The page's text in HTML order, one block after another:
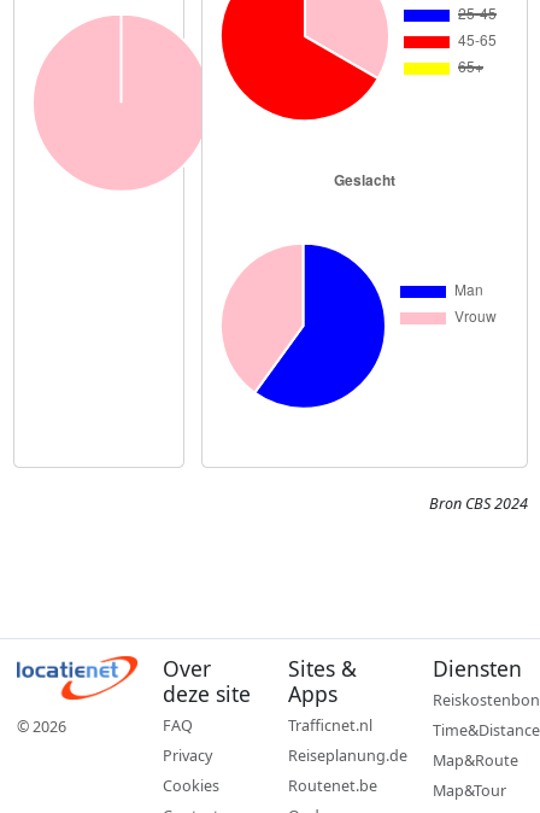
Bron CBS 2024
© 2026
Over
deze site
FAQ
Privacy
Cookies
Sites &
Apps
Trafficnet.nl
Reiseplanung.de
Routenet.be
Diensten
Reiskostenbon
Time&Distance
Map&Route
Map&Tour